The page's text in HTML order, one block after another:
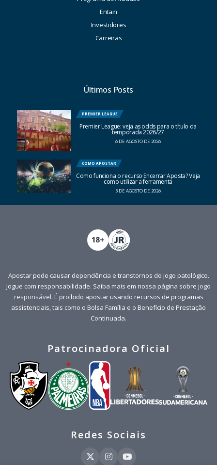
Entain
Investidores
Carreiras
Últimos Posts
PREMIER LEAGUE
Premier League: veja as odds para o título da
temporada 2026/27
6 DE AGOSTO DE 2026
COMO APOSTAR
Como funciona o recurso Encerrar Aposta? Veja
como utilizar a ferramenta
5 DE AGOSTO DE 2026
Apostar pode causar dependência e transtornos do jogo patológico.
Jogue com responsabilidade. Saiba mais em nossa página sobre jogo
responsável. É proibido apostar usando recursos de programas
assistenciais, tais como o Bolsa Família e o Benefício de Prestação
Continuada.
Patrocinadora Oficial
Redes Sociais